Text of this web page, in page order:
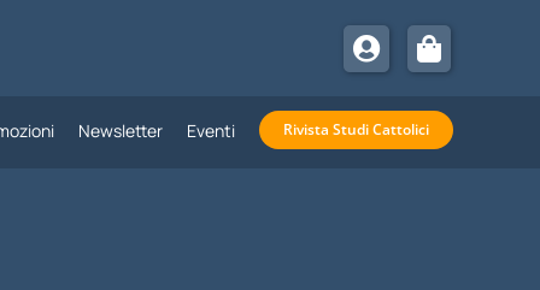
Newsletter Eventi Rivista Studi Cattolici